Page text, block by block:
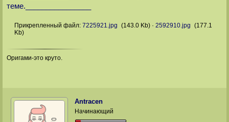
теме.________________
Прикрепленный файл: 7225921.jpg (143.0 Kb) · 2592910.jpg (177.1
Kb)
Оригами-это круто.
Antracen
Начинающий